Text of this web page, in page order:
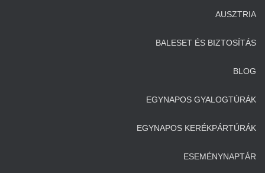
AUSZTRIA
BALESET ÉS BIZTOSÍTÁS
BLOG
EGYNAPOS GYALOGTÚRÁK
EGYNAPOS KERÉKPÁRTÚRÁK
ESEMÉNYNAPTÁR